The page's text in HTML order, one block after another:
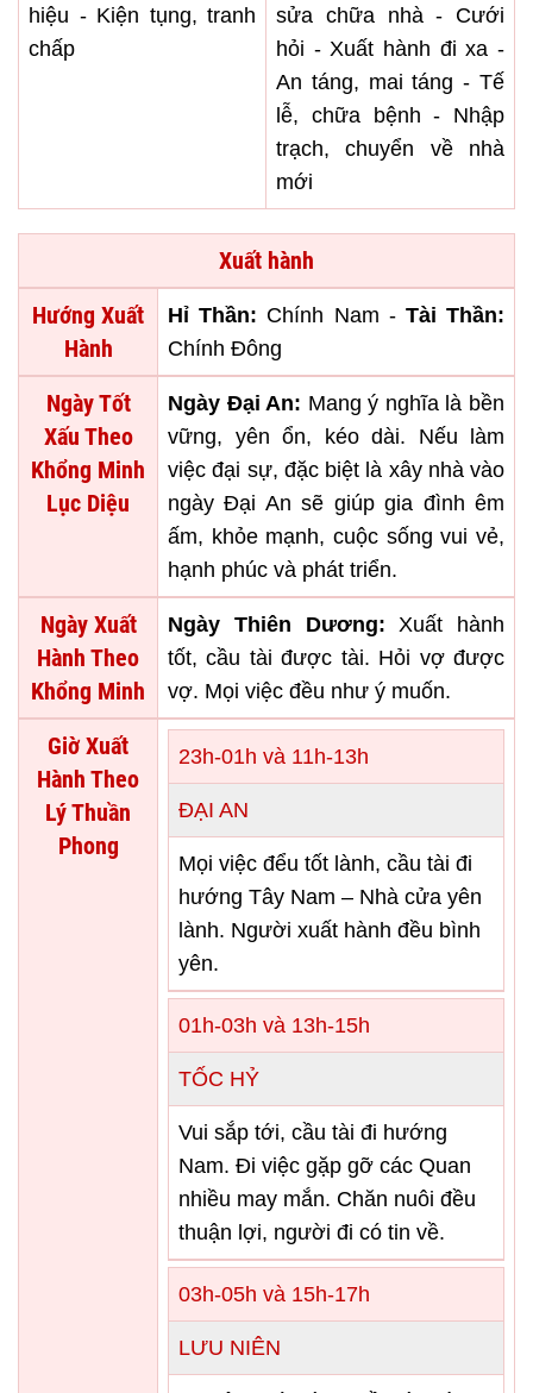
hiệu - Kiện tụng, tranh
chấp
sửa chữa nhà - Cưới
hỏi - Xuất hành đi xa -
An táng, mai táng - Tế
lễ, chữa bệnh - Nhập
trạch, chuyển về nhà
mới
Xuất hành
Hướng Xuất
Hành
Hỉ Thần: Chính Nam - Tài Thần:
Chính Đông
Ngày Tốt
Xấu Theo
Khổng Minh
Lục Diệu
Ngày Đại An: Mang ý nghĩa là bền
vững, yên ổn, kéo dài. Nếu làm
việc đại sự, đặc biệt là xây nhà vào
ngày Đại An sẽ giúp gia đình êm
ấm, khỏe mạnh, cuộc sống vui vẻ,
hạnh phúc và phát triển.
Ngày Xuất
Hành Theo
Khổng Minh
Ngày Thiên Dương: Xuất hành
tốt, cầu tài được tài. Hỏi vợ được
vợ. Mọi việc đều như ý muốn.
Giờ Xuất
Hành Theo
Lý Thuần
Phong
23h-01h và 11h-13h
ĐẠI AN
Mọi việc đểu tốt lành, cầu tài đi
hướng Tây Nam – Nhà cửa yên
lành. Người xuất hành đều bình
yên.
01h-03h và 13h-15h
TỐC HỶ
Vui sắp tới, cầu tài đi hướng
Nam. Đi việc gặp gỡ các Quan
nhiều may mắn. Chăn nuôi đều
thuận lợi, người đi có tin về.
03h-05h và 15h-17h
LƯU NIÊN